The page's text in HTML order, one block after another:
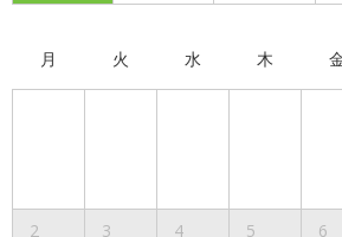
月 火 水 木
2 3 4 5 6